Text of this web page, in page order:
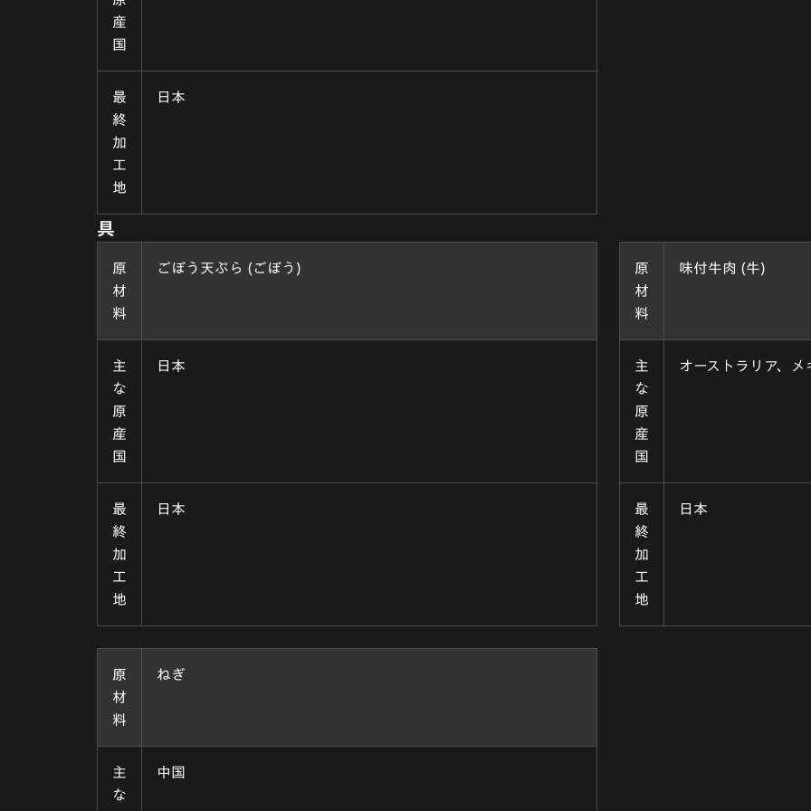
産
国
最
終
加
工
地
日本
具
原
材
料
ごぼう天ぷら (ごぼう)
主
な
原
産
国
日本
最
終
加
工
地
日本
原
材
料
味付牛肉 (牛)
主
な
原
産
国
オーストラリア、メ
最
終
加
工
地
日本
原
材
料
ねぎ
主
な
中国